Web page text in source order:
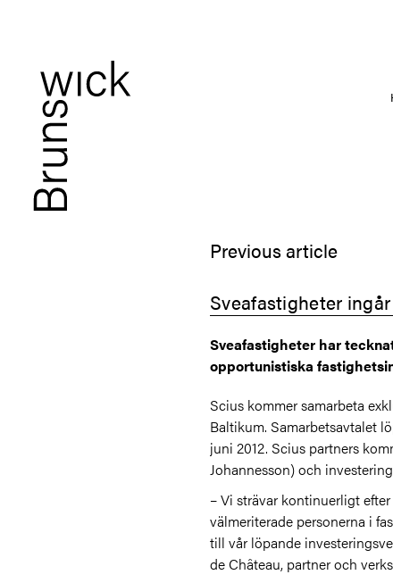
Previous article
Sveafastigheter
Sveafastigheter har
opportunistiska
Scius kommer samarbeta
Baltikum. Samarbetsavtalet
juni 2012. Scius partners
Johannesson) och
– Vi strävar kontinuerligt
välmeriterade personerna i
till vår löpande
de Château, partner och